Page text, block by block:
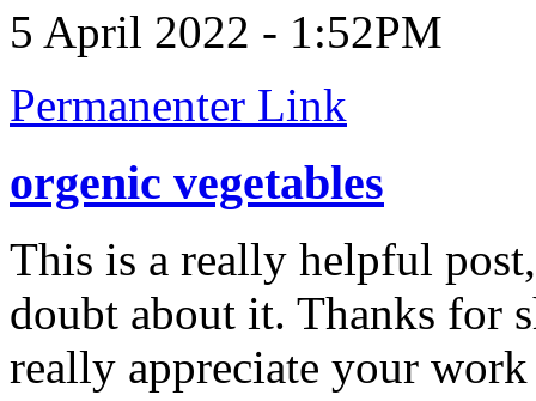
5 April 2022 - 1:52PM
Permanenter Link
orgenic vegetables
This is a really helpful
doubt about it. Thanks for
really appreciate your work